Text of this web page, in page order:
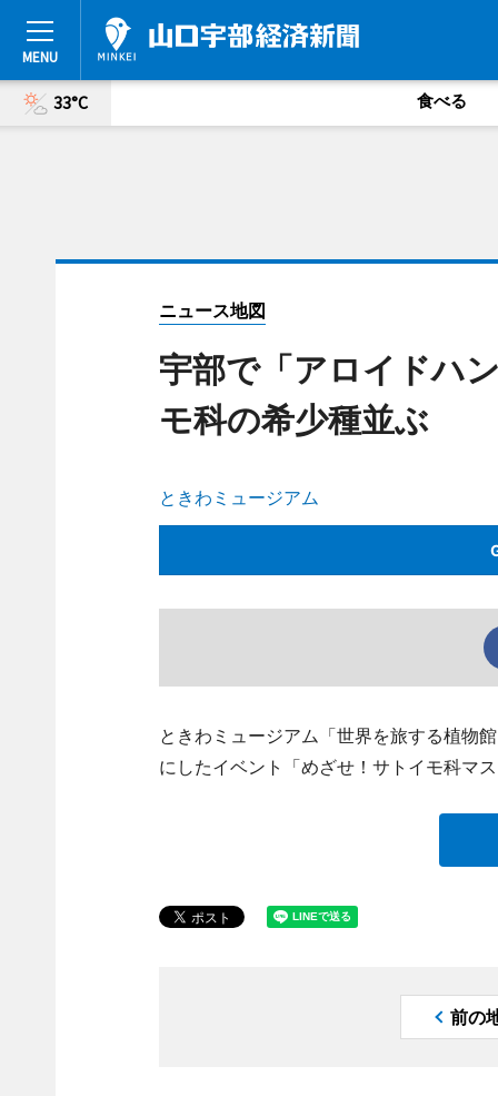
33°C 食べる
ニュース地図
宇部で「アロイドハ
モ科の希少種並ぶ
ときわミュージアム
ときわミュージアム「世界を旅する植物
にしたイベント「めざせ！サトイモ科マ
前の